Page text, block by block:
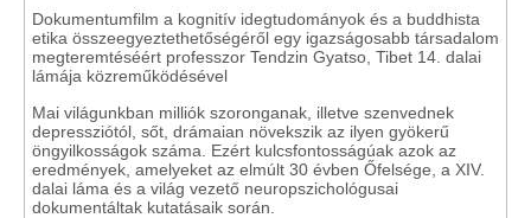
Dokumentumfilm a kognitív idegtudományok és a buddhista
etika összeegyeztethetőségéről egy igazságosabb társadalom
megteremtéséért professzor Tendzin Gyatso, Tibet 14. dalai
lámája közreműködésével
Mai világunkban milliók szoronganak, illetve szenvednek
depressziótól, sőt, drámaian növekszik az ilyen gyökerű
öngyilkosságok száma. Ezért kulcsfontosságúak azok az
eredmények, amelyeket az elmúlt 30 évben Őfelsége, a XIV.
dalai láma és a világ vezető neuropszichológusai
dokumentáltak kutatásaik során.